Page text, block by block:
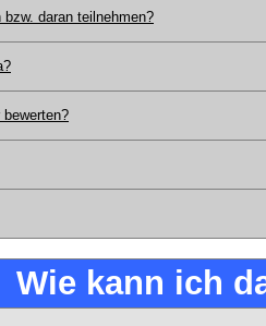
daran teilnehmen?
Wie kann ich